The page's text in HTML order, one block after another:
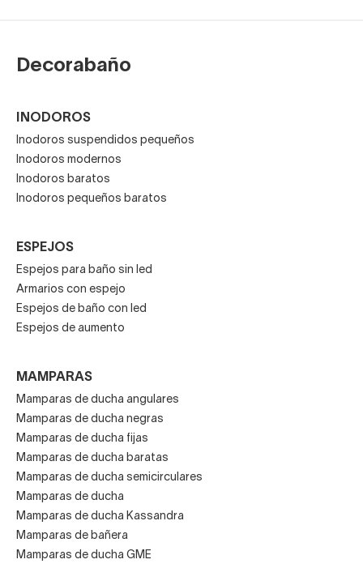
Decorabaño
INODOROS
Inodoros suspendidos pequeños
Inodoros modernos
Inodoros baratos
Inodoros pequeños baratos
ESPEJOS
Espejos para baño sin led
Armarios con espejo
Espejos de baño con led
Espejos de aumento
MAMPARAS
Mamparas de ducha angulares
Mamparas de ducha negras
Mamparas de ducha fijas
Mamparas de ducha baratas
Mamparas de ducha semicirculares
Mamparas de ducha
Mamparas de ducha Kassandra
Mamparas de bañera
Mamparas de ducha GME